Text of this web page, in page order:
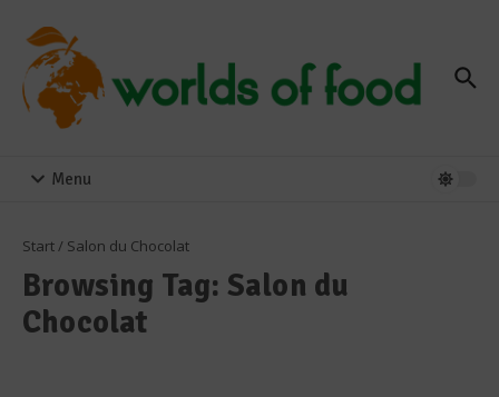
Menu
Start/ Salon du Chocolat
Browsing Tag: Salon du
Chocolat